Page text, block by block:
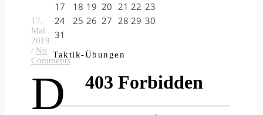
17.
Mai
2019
/ No
Comments
D
17
18 19 20 21 22 23
24
25 26 27 28 29 30
31
Taktik-Übungen